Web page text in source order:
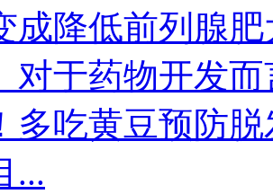
成降低前列腺
对于药物开发
多吃黄豆预防
...